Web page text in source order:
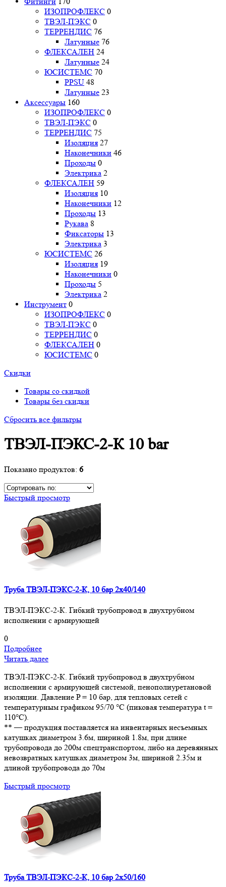
ИЗОПРОФЛЕКС 0
ТВЭЛ-ПЭКС 0
ТЕРРЕНДИС 76
Латунные 76
ФЛЕКСАЛЕН 24
Латунные 24
ЮСИСТЕМС 70
PPSU 48
Латунные 23
Аксессуары 160
ИЗОПРОФЛЕКС 0
ТВЭЛ-ПЭКС 0
ТЕРРЕНДИС 75
Изоляция 27
Наконечники 46
Проходы 0
Электрика 2
ФЛЕКСАЛЕН 59
Изоляция 10
Наконечники 12
Проходы 13
Рукава 8
Фиксаторы 13
Электрика 3
ЮСИСТЕМС 26
Изоляция 19
Наконечники 0
Проходы 5
Электрика 2
Инструмент 0
ИЗОПРОФЛЕКС 0
ТВЭЛ-ПЭКС 0
ТЕРРЕНДИС 0
ФЛЕКСАЛЕН 0
ЮСИСТЕМС 0
Скидки
Товары со скидкой
Товары без скидки
Сбросить все фильтры
ТВЭЛ-ПЭКС-2-К 10 bar
Показано продуктов: 6
Быстрый просмотр
Труба ТВЭЛ-ПЭКС-2-К, 10 бар 2х40/140
ТВЭЛ-ПЭКС-2-К. Гибкий трубопровод в двухтрубном
исполнении с армирующей
0
Подробнее
Читать далее
ТВЭЛ-ПЭКС-2-К. Гибкий трубопровод в двухтрубном
исполнении с армирующей системой, пенополиуретановой
изоляции. Давление P = 10 бар, для тепловых сетей с
температурным графиком 95/70 °С (пиковая температура t =
110°С).
** — продукция поставляется на инвентарных несъемных
катушках диаметром 3.6м, шириной 1.8м, при длине
трубопровода до 200м спецтранспортом, либо на деревянных
невозвратных катушках диаметром 3м, шириной 2.35м и
длиной трубопровода до 70м
Быстрый просмотр
Труба ТВЭЛ-ПЭКС-2-К, 10 бар 2х50/160